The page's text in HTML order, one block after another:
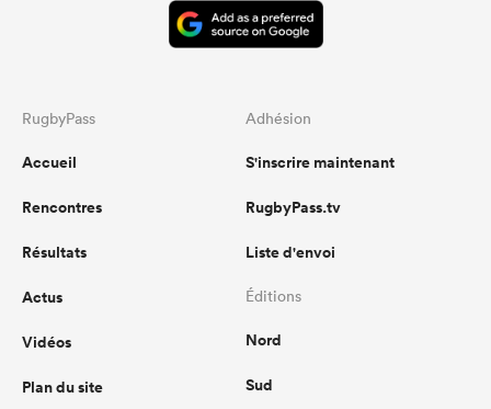
RugbyPass
Accueil
Rencontres
Résultats
Actus
Vidéos
Plan du site
Adhésion
S'inscrire maintenant
RugbyPass.tv
Liste d'envoi
Éditions
Nord
Sud